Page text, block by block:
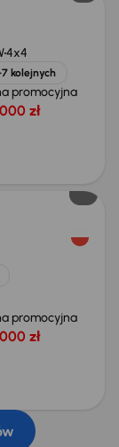
4x4
kolejnych
promocyjna
zł
promocyjna
zł